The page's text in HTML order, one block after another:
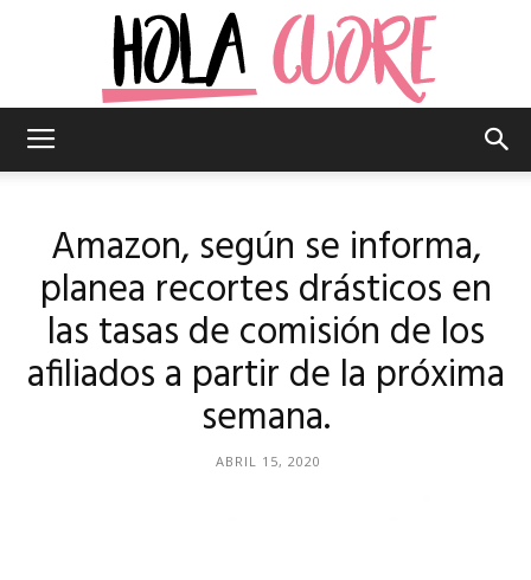
–
Amazon, según se informa,
planea recortes drásticos en
las tasas de comisión de los
afiliados a partir de la próxima
semana.
ABRIL 15, 2020